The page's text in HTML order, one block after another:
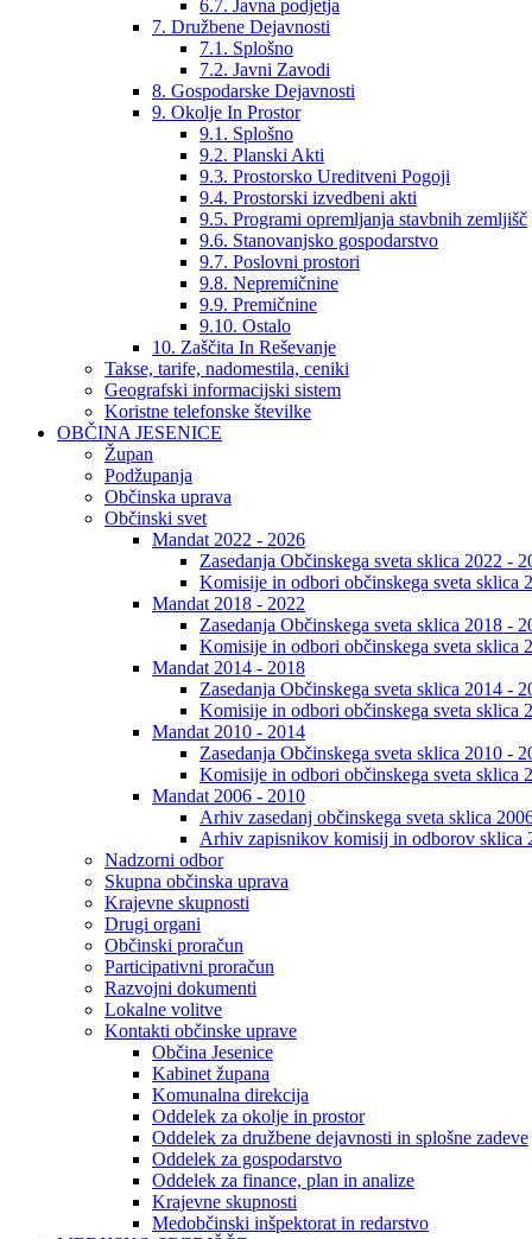
6.7. Javna podjetja
7. Družbene Dejavnosti
7.1. Splošno
7.2. Javni Zavodi
8. Gospodarske Dejavnosti
9. Okolje In Prostor
9.1. Splošno
9.2. Planski Akti
9.3. Prostorsko Ureditveni Pogoji
9.4. Prostorski izvedbeni akti
9.5. Programi opremljanja stavbnih zemljišč
9.6. Stanovanjsko gospodarstvo
9.7. Poslovni prostori
9.8. Nepremičnine
9.9. Premičnine
9.10. Ostalo
10. Zaščita In Reševanje
Takse, tarife, nadomestila, ceniki
Geografski informacijski sistem
Koristne telefonske številke
OBČINA JESENICE
Župan
Podžupanja
Občinska uprava
Občinski svet
Mandat 2022 - 2026
Zasedanja Občinskega sveta sklica 2022 -
Komisije in odbori občinskega sveta sklica
Mandat 2018 - 2022
Zasedanja Občinskega sveta sklica 2018 -
Komisije in odbori občinskega sveta sklica
Mandat 2014 - 2018
Zasedanja Občinskega sveta sklica 2014 -
Komisije in odbori občinskega sveta sklica
Mandat 2010 - 2014
Zasedanja Občinskega sveta sklica 2010 -
Komisije in odbori občinskega sveta sklica
Mandat 2006 - 2010
Arhiv zasedanj občinskega sveta sklica
Arhiv zapisnikov komisij in odborov sklica
Nadzorni odbor
Skupna občinska uprava
Krajevne skupnosti
Drugi organi
Občinski proračun
Participativni proračun
Razvojni dokumenti
Lokalne volitve
Kontakti občinske uprave
Občina Jesenice
Kabinet župana
Komunalna direkcija
Oddelek za okolje in prostor
Oddelek za družbene dejavnosti in splošne zadeve
Oddelek za gospodarstvo
Oddelek za finance, plan in analize
Krajevne skupnosti
Medobčinski inšpektorat in redarstvo